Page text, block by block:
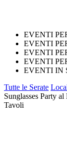
EVENTI
EVENTI
EVENTI
EVENTI
EVENTI IN
Tutte le Serate
Sunglasses Party
Tavoli